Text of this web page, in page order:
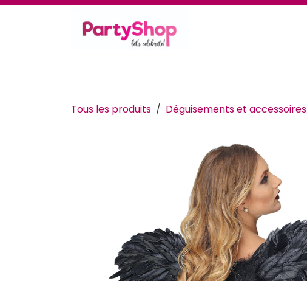
Se rendre au contenu
Tous les produits Déguisements et accessoires